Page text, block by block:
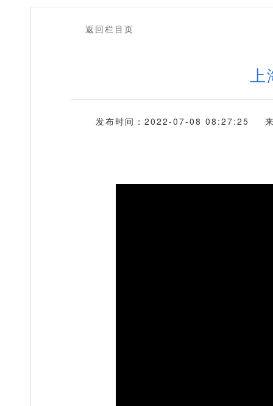
返回栏目页
发布时间：2022-07-08 08:27:25